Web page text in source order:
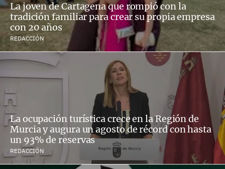
La joven de Cartagena que rompió con la
tradición familiar para crear su propia empresa
con 20 años
REDACCIÓN
La ocupación turística crece en la Región de
Murcia y augura un agosto de récord con hasta
un 93% de reservas
REDACCIÓN